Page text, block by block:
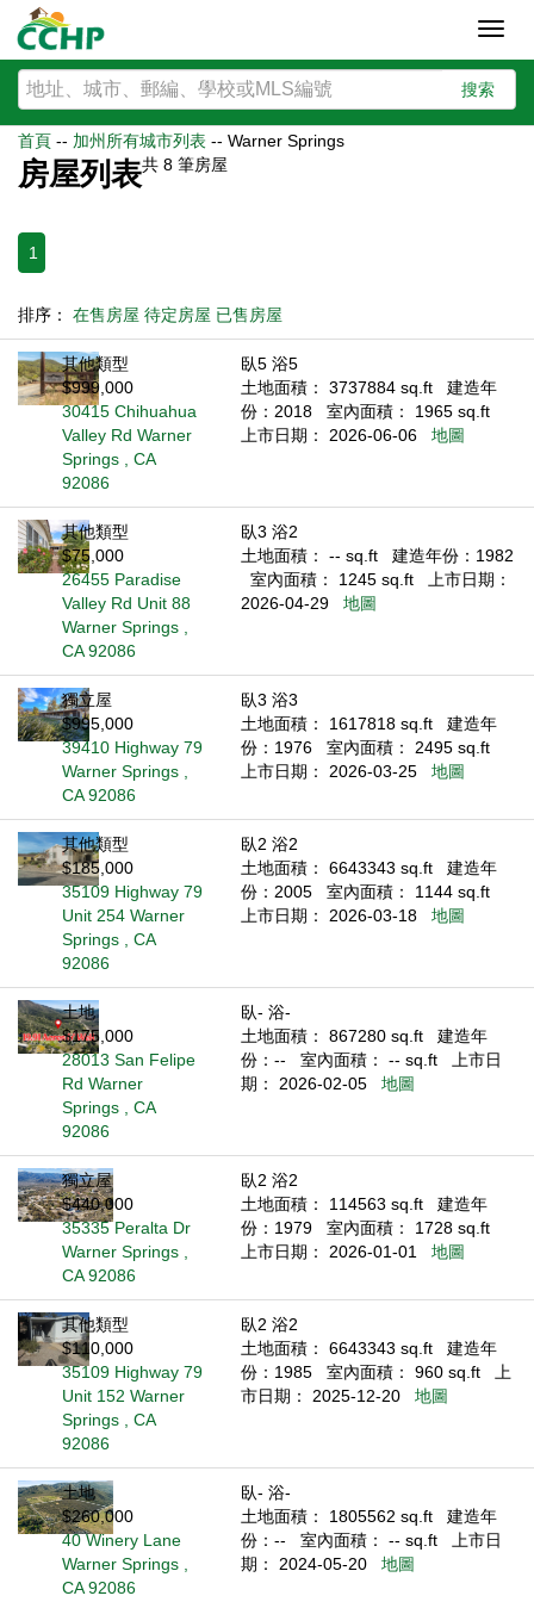
搜索
首頁 -- 加州所有城市列表 -- Warner Springs
房屋列表共 8 筆房屋
1
排序： 在售房屋 待定房屋 已售房屋
其他類型
$999,000
30415 Chihuahua
Valley Rd Warner
Springs , CA
92086
臥5 浴5
土地面積： 3737884 sq.ft
建造年
份：2018
室內面積： 1965 sq.ft
上市日期： 2026-06-06
地圖
其他類型
$75,000
26455 Paradise
Valley Rd Unit 88
Warner Springs ,
CA 92086
臥3 浴2
土地面積： -- sq.ft
建造年份：1982
室內面積： 1245 sq.ft
上市日期：
2026-04-29
地圖
獨立屋
$995,000
39410 Highway 79
Warner Springs ,
CA 92086
臥3 浴3
土地面積： 1617818 sq.ft
建造年
份：1976
室內面積： 2495 sq.ft
上市日期： 2026-03-25
地圖
其他類型
$185,000
35109 Highway 79
Unit 254 Warner
Springs , CA
92086
臥2 浴2
土地面積： 6643343 sq.ft
建造年
份：2005
室內面積： 1144 sq.ft
上市日期： 2026-03-18
地圖
土地
$175,000
28013 San Felipe
Rd Warner
Springs , CA
92086
臥- 浴-
土地面積： 867280 sq.ft
建造年
份：--
室內面積： -- sq.ft
上市日
期： 2026-02-05
地圖
獨立屋
$440,000
35335 Peralta Dr
Warner Springs ,
CA 92086
臥2 浴2
土地面積： 114563 sq.ft
建造年
份：1979
室內面積： 1728 sq.ft
上市日期： 2026-01-01
地圖
其他類型
$110,000
35109 Highway 79
Unit 152 Warner
Springs , CA
92086
臥2 浴2
土地面積： 6643343 sq.ft
建造年
份：1985
室內面積： 960 sq.ft
上
市日期： 2025-12-20
地圖
土地
$260,000
40 Winery Lane
Warner Springs ,
CA 92086
臥- 浴-
土地面積： 1805562 sq.ft
建造年
份：--
室內面積： -- sq.ft
上市日
期： 2024-05-20
地圖